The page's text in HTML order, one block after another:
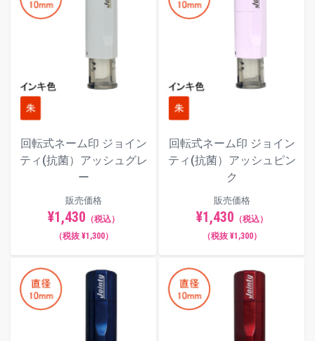
充インク１０cc（朱色）T001
をご使用
※この商品を含む一部スタンプ商品および名入れ商品
については、2020年2月21日出荷分より納品書の商品
同梱を終了させていただきます。詳しくは こちら
覧ください。
フォント（書体）サンプル
回転式ネーム印 ジョイン
ティ(抗菌）アッシュグレ
ー
販売価格
¥1,430 （税込）
（税抜 ¥1,300）
回転式ネーム印 ジョイン
ティ(抗菌）アッシュピン
ク
販売価格
¥1,430 （税込）
（税抜 ¥1,300）